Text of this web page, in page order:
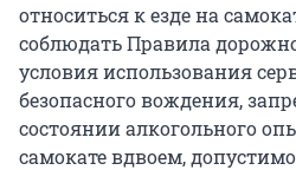
относиться к езде на
соблюдать Правила
условия использования
безопасного вождения,
состоянии алкогольного
самокате вдвоем,